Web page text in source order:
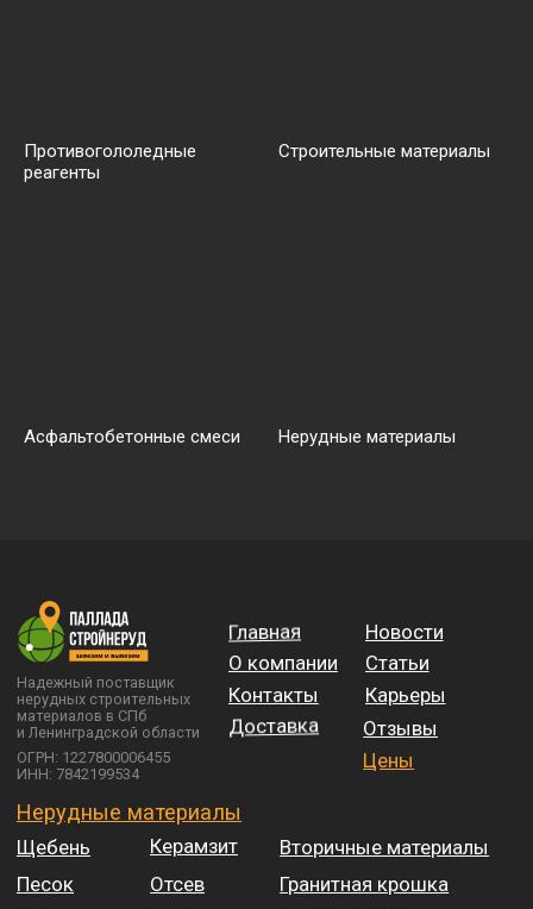
Противогололедные
реагенты
Строительные материалы
Асфальтобетонные смеси Нерудные материалы